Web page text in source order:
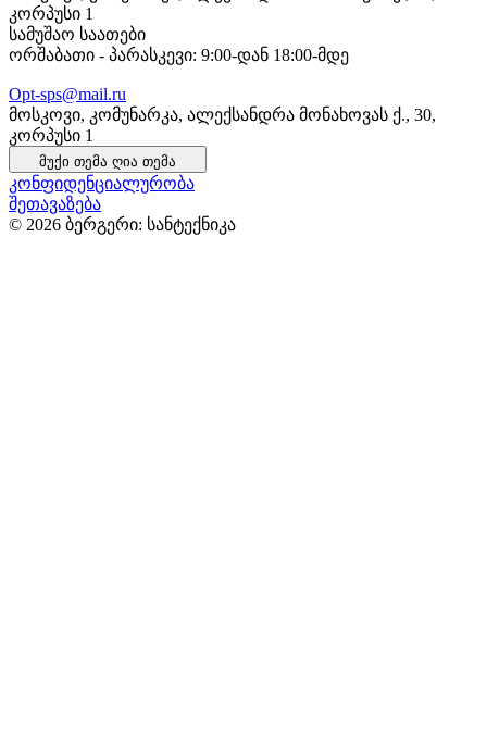
კორპუსი 1
სამუშაო საათები
ორშაბათი - პარასკევი: 9:00-დან 18:00-მდე
Opt-sps@mail.ru
მოსკოვი, კომუნარკა, ალექსანდრა მონახოვას ქ., 30,
კორპუსი 1
მუქი თემა ღია თემა
კონფიდენციალურობა
შეთავაზება
© 2026 ბერგერი: სანტექნიკა